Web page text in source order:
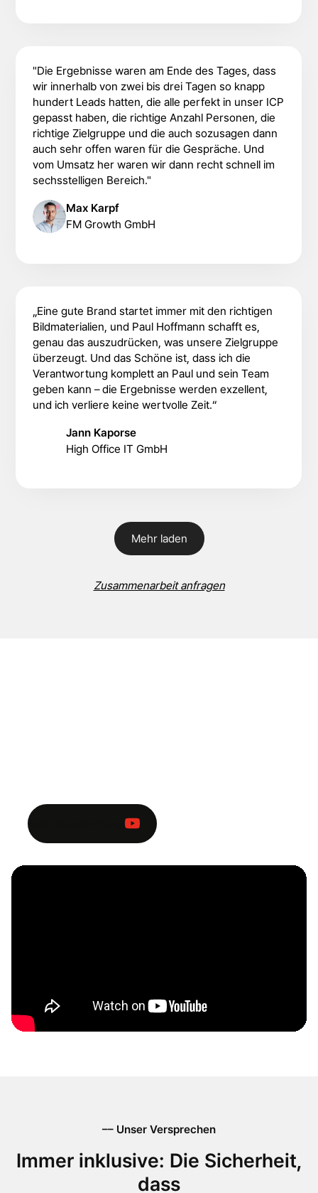
"Die Ergebnisse waren am Ende des Tages, dass
wir innerhalb von zwei bis drei Tagen so knapp
hundert Leads hatten, die alle perfekt in unser ICP
gepasst haben, die richtige Anzahl Personen, die
richtige Zielgruppe und die auch sozusagen dann
auch sehr offen waren für die Gespräche. Und
vom Umsatz her waren wir dann recht schnell im
sechsstelligen Bereich."
Max Karpf
FM Growth GmbH
„Eine gute Brand startet immer mit den richtigen
Bildmaterialien, und Paul Hoffmann schafft es,
genau das auszudrücken, was unsere Zielgruppe
überzeugt. Und das Schöne ist, dass ich die
Verantwortung komplett an Paul und sein Team
geben kann – die Ergebnisse werden exzellent,
und ich verliere keine wertvolle Zeit.“
Jann Kaporse
High Office IT GmbH
Mehr laden
Zusammenarbeit anfragen
Zum Youtube Kanal
–– Unser Versprechen
Immer inklusive: Die Sicherheit,
dass